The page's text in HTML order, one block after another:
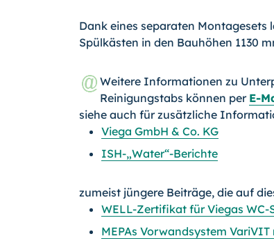
Dank eines separaten
Spülkästen in den Bauhöhen 1130
Weitere Informationen zu
Reinigungstabs können per E-
siehe auch für zusätzliche
Viega GmbH & Co. KG
ISH-„Water“-Berichte
zumeist jüngere Beiträge, die auf
WELL-Zertifikat für Viegas WC-
MEPAs Vorwandsystem